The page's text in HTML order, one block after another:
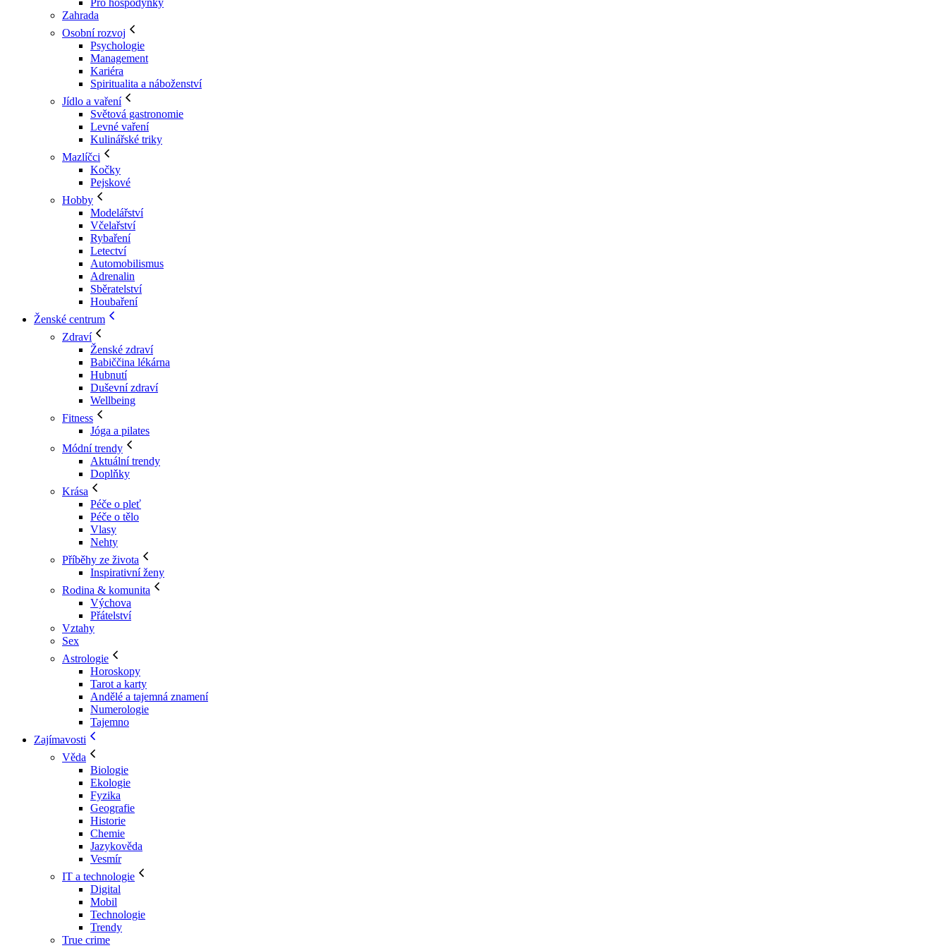
Pro hospodyňky
Zahrada
Osobní rozvoj
Psychologie
Management
Kariéra
Spiritualita a náboženství
Jídlo a vaření
Světová gastronomie
Levné vaření
Kulinářské triky
Mazlíčci
Kočky
Pejskové
Hobby
Modelářství
Včelařství
Rybaření
Letectví
Automobilismus
Adrenalin
Sběratelství
Houbaření
Ženské centrum
Zdraví
Ženské zdraví
Babiččina lékárna
Hubnutí
Duševní zdraví
Wellbeing
Fitness
Jóga a pilates
Módní trendy
Aktuální trendy
Doplňky
Krása
Péče o pleť
Péče o tělo
Vlasy
Nehty
Příběhy ze života
Inspirativní ženy
Rodina & komunita
Výchova
Přátelství
Vztahy
Sex
Astrologie
Horoskopy
Tarot a karty
Andělé a tajemná znamení
Numerologie
Tajemno
Zajímavosti
Věda
Biologie
Ekologie
Fyzika
Geografie
Historie
Chemie
Jazykověda
Vesmír
IT a technologie
Digital
Mobil
Technologie
Trendy
True crime